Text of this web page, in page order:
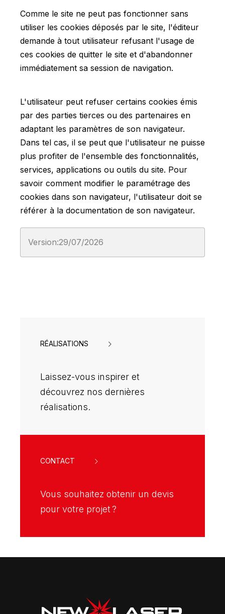
Comme le site ne peut pas fonctionner sans
utiliser les cookies déposés par le site, l'éditeur
demande à tout utilisateur refusant l'usage de
ces cookies de quitter le site et d'abandonner
immédiatement sa session de navigation.
L'utilisateur peut refuser certains cookies émis
par des parties tierces ou des partenaires en
adaptant les paramètres de son navigateur.
Dans tel cas, il se peut que l'utilisateur ne puisse
plus profiter de l'ensemble des fonctionnalités,
services, applications ou outils du site. Pour
savoir comment modifier le paramétrage des
cookies dans son navigateur, l'utilisateur doit se
référer à la documentation de son navigateur.
Version:29/07/2026
RÉALISATIONS
Laissez-vous inspirer et
découvrez nos dernières
réalisations.
CONTACT
Vous souhaitez obtenir un devis
pour votre projet ?